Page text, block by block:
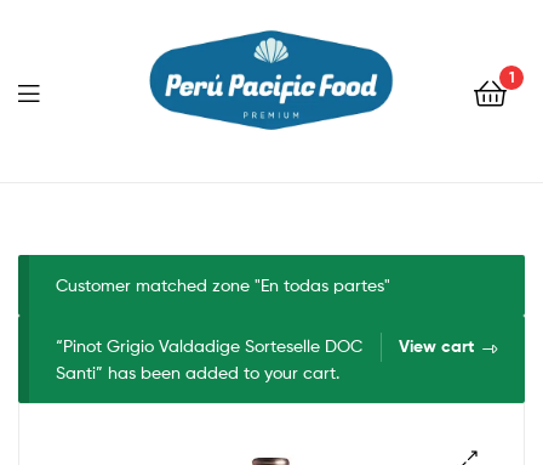
1
Menu
Customer matched zone "En todas partes"
View cart
“Pinot Grigio Valdadige Sorteselle DOC
Santi” has been added to your cart.